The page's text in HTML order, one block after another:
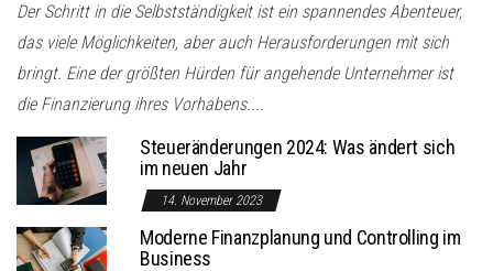
Der Schritt in die Selbstständigkeit ist ein spannendes Abenteuer,
das viele Möglichkeiten, aber auch Herausforderungen mit sich
bringt. Eine der größten Hürden für angehende Unternehmer ist
die Finanzierung ihres Vorhabens....
Steueränderungen 2024: Was ändert sich
im neuen Jahr
14. November 2023
Moderne Finanzplanung und Controlling im
Business